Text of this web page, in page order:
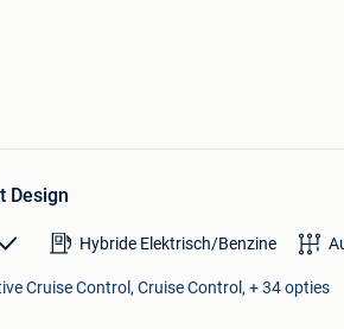
Design
Hybride Elektrisch/Benzine
Cruise Control, Cruise Control, + 34 opties